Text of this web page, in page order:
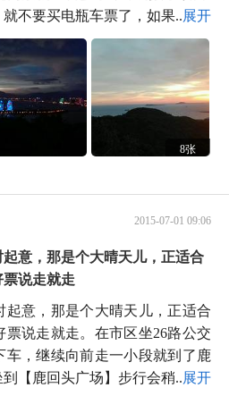
不要买电瓶车票了，如果...展开
8张
2015-07-01 09:06
意，那是个大晴天儿，正适合
说走就走
起意，那是个大晴天儿，正适合
说走就走。在市区坐26路公交
车，继续向前走一小段就到了鹿
【鹿回头广场】步行会稍...展开